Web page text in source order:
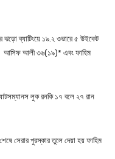
ব্যাটিংয়ে ১৯.২ ওভারে ৫ উইকেট
আসিফ আলী ৩৬(১৯)* এবং ফাহিম
লুক রনকি ১৭ বলে ২৭ রান
সেরার পুরস্কার তুলে দেয়া হয় ফাহিম